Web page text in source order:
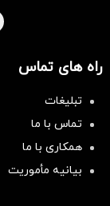
راه های تماس
تبلیغات
تماس با ما
همکاری با ما
بیانیه مأموریت